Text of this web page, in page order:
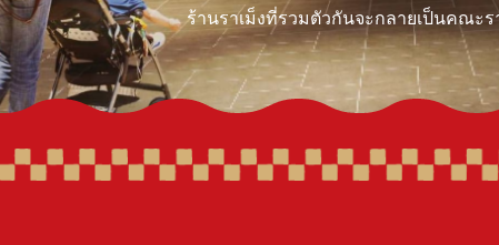
ร้านราเม็งที่รวมตัวกันจะกลายเป็นคณะ